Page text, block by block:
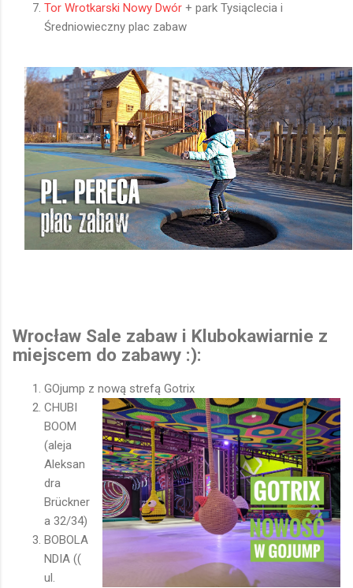
Tor Wrotkarski Nowy Dwór + park Tysiąclecia i
Średniowieczny plac zabaw
Wrocław Sale zabaw i Klubokawiarnie z
miejscem do zabawy :):
GOjump z nową strefą Gotrix
CHUBI
BOOM
(aleja
Aleksan
dra
Brückner
a 32/34)
BOBOLA
NDIA ((
ul.